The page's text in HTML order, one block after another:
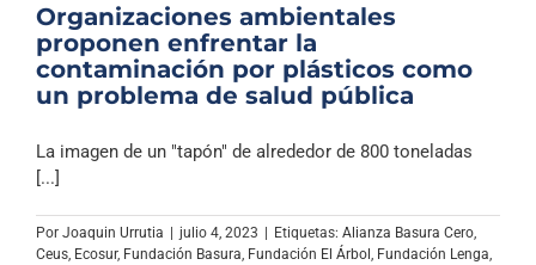
Organizaciones ambientales
proponen enfrentar la
contaminación por plásticos como
un problema de salud pública
La imagen de un "tapón" de alrededor de 800 toneladas
[...]
Por Joaquin Urrutia | julio 4, 2023 | Etiquetas: Alianza Basura Cero
Ceus Ecosur, Fundación Basura Fundación El Árbol Fundación Lenga